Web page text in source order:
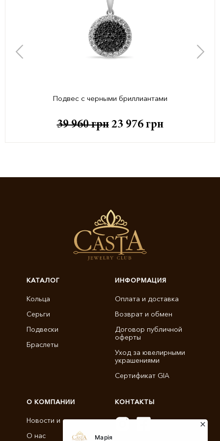
Подвес с черными бриллиантами
39 960грн 23 976 грн
КАТАЛОГ
Кольца
Серьги
Подвески
Браслеты
ИНФОРМАЦИЯ
Оплата и доставка
Возврат и обмен
Договор публичной
оферты
Уход за ювелирными
украшениями
Сертификат GIA
О КОМПАНИИ
Новости и статьи
О нас
КОНТАКТЫ